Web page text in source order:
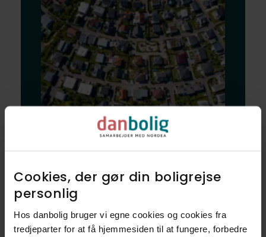
Cookies, der gør din boligrejse
personlig​
Hos danbolig bruger vi egne cookies og cookies fra
tredjeparter for at få hjemmesiden til at fungere, forbedre
Bliv klogere på
dine nye naboer
og dit nye
nabolag